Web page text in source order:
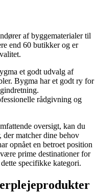
af byggematerialer til
end 60 butikker og er
et godt udvalg af
Bygma har et godt ry for
rådgivning og
oversigt, kan du
matcher dine behov
opnået en betroet position
prime destinationer for
specifikke kategori.